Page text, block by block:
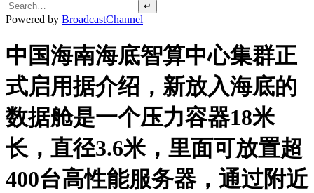
↵
Powered by BroadcastChannel
中国海南海底智算中心集群正
式启用据介绍，新放入海底的
数据舱是一个压力容器18米
长，直径3.6米，里面可放置超
400台高性能服务器，通过附近